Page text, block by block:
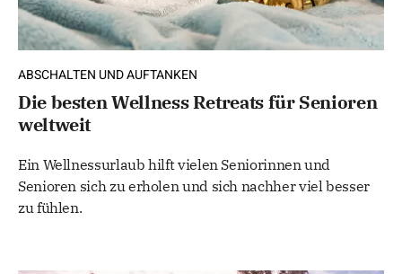
ABSCHALTEN UND AUFTANKEN
Die besten Wellness Retreats für Senioren
weltweit
Ein Wellnessurlaub hilft vielen Seniorinnen und
Senioren sich zu erholen und sich nachher viel besser
zu fühlen.